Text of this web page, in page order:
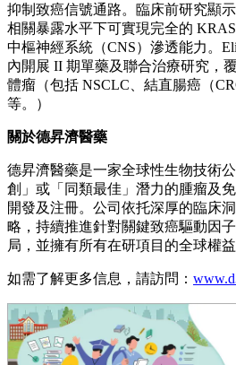
抑制致癌信號通路。臨床前研究顯
相關暴露水平下可實現完全的
中樞神經系統（CNS）滲透能力。
內開展 II 期單藥及聯合治療研究，
體瘤（包括 NSCLC、結直腸癌（
等。）
關於德昇濟醫藥
德昇濟醫藥是一家全球性生物技術
創」或「同類最佳」潛力的腫瘤及
開發及注冊。公司依托深厚的臨床
略，持續推進針對關鍵致癌驅動因
局，並擁有所有在研項目的全球權益
如需了解更多信息，請訪問：